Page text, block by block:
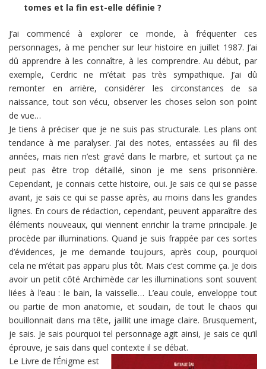
tomes et la fin est-elle définie ?
J’ai commencé à explorer ce monde, à fréquenter ces
personnages, à me pencher sur leur histoire en juillet 1987. J’ai
dû apprendre à les connaître, à les comprendre. Au début, par
exemple, Cerdric ne m’était pas très sympathique. J’ai dû
remonter en arrière, considérer les circonstances de sa
naissance, tout son vécu, observer les choses selon son point
de vue…
Je tiens à préciser que je ne suis pas structurale. Les plans ont
tendance à me paralyser. J’ai des notes, entassées au fil des
années, mais rien n’est gravé dans le marbre, et surtout ça ne
peut pas être trop détaillé, sinon je me sens prisonnière.
Cependant, je connais cette histoire, oui. Je sais ce qui se passe
avant, je sais ce qui se passe après, au moins dans les grandes
lignes. En cours de rédaction, cependant, peuvent apparaître des
éléments nouveaux, qui viennent enrichir la trame principale. Je
procède par illuminations. Quand je suis frappée par ces sortes
d’évidences, je me demande toujours, après coup, pourquoi
cela ne m’était pas apparu plus tôt. Mais c’est comme ça. Je dois
avoir un petit côté Archimède car les illuminations sont souvent
liées à l’eau : le bain, la vaisselle… L’eau coule, enveloppe tout
ou partie de mon anatomie, et soudain, de tout le chaos qui
bouillonnait dans ma tête, jaillit une image claire. Brusquement,
je sais. Je sais pourquoi tel personnage agit ainsi, je sais ce qu’il
éprouve, je sais dans quel contexte il se débat.
Le Livre de l’Énigme est